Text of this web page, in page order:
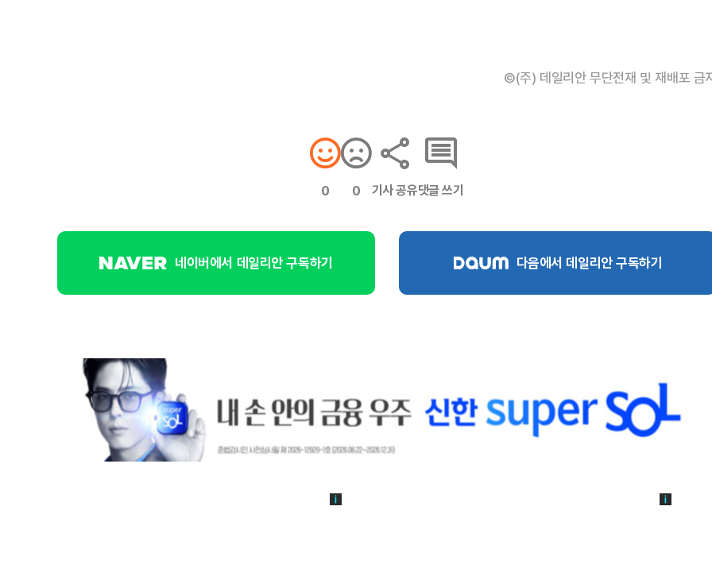
©(주) 데일리안 무단전재 및 재배포 금
0 0 기사 공유댓글 쓰기
네이버에서 데일리안 구독하기 다음에서 데일리안 구독하기